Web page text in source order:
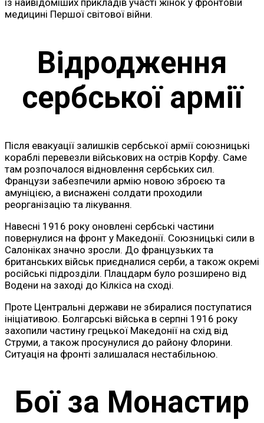
із найвідоміших прикладів участі жінок у фронтовій
медицині Першої світової війни.
Відродження
сербської армії
Після евакуації залишків сербської армії союзницькі
кораблі перевезли військових на острів Корфу. Саме
там розпочалося відновлення сербських сил.
Французи забезпечили армію новою зброєю та
амуніцією, а виснажені солдати проходили
реорганізацію та лікування.
Навесні 1916 року оновлені сербські частини
повернулися на фронт у Македонії. Союзницькі сили в
Салоніках значно зросли. До французьких та
британських військ приєдналися серби, а також окремі
російські підрозділи. Плацдарм було розширено від
Водени на заході до Кілкіса на сході.
Проте Центральні держави не збиралися поступатися
ініціативою. Болгарські війська в серпні 1916 року
захопили частину грецької Македонії на схід від
Струми, а також просунулися до району Флорини.
Ситуація на фронті залишалася нестабільною.
Бої за Монастир